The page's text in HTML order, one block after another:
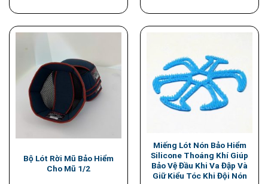
Bộ Lót Rời Mũ Bảo Hiểm
Cho Mũ 1/2
Miếng Lót Nón Bảo Hiểm
Silicone Thoáng Khí Giúp
Bảo Vệ Đầu Khi Va Đập Và
Giữ Kiểu Tóc Khi Đội Nón